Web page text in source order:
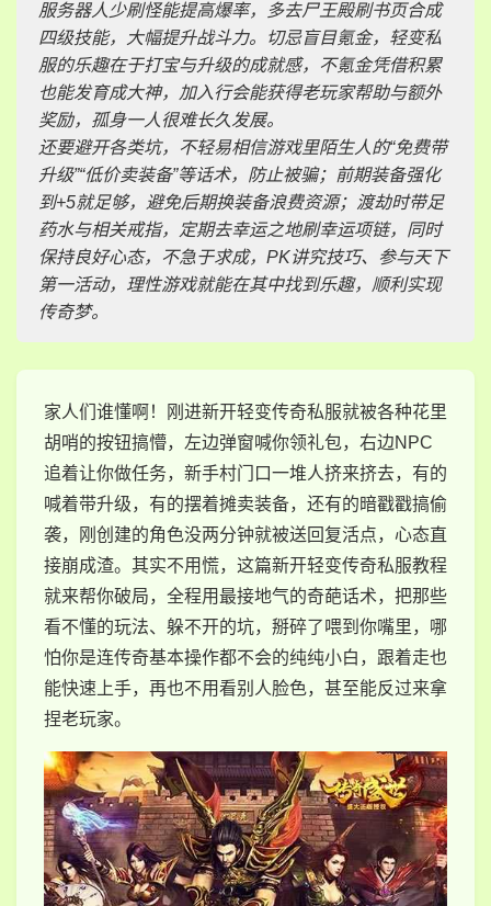
服务器人少刷怪能提高爆率，多去尸王殿刷书页合成
四级技能，大幅提升战斗力。切忌盲目氪金，轻变私
服的乐趣在于打宝与升级的成就感，不氪金凭借积累
也能发育成大神，加入行会能获得老玩家帮助与额外
奖励，孤身一人很难长久发展。
还要避开各类坑，不轻易相信游戏里陌生人的“免费带
升级”“低价卖装备”等话术，防止被骗；前期装备强化
到+5就足够，避免后期换装备浪费资源；渡劫时带足
药水与相关戒指，定期去幸运之地刷幸运项链，同时
保持良好心态，不急于求成，PK讲究技巧、参与天下
第一活动，理性游戏就能在其中找到乐趣，顺利实现
传奇梦。
家人们谁懂啊！刚进新开轻变传奇私服就被各种花里
胡哨的按钮搞懵，左边弹窗喊你领礼包，右边NPC
追着让你做任务，新手村门口一堆人挤来挤去，有的
喊着带升级，有的摆着摊卖装备，还有的暗戳戳搞偷
袭，刚创建的角色没两分钟就被送回复活点，心态直
接崩成渣。其实不用慌，这篇新开轻变传奇私服教程
就来帮你破局，全程用最接地气的奇葩话术，把那些
看不懂的玩法、躲不开的坑，掰碎了喂到你嘴里，哪
怕你是连传奇基本操作都不会的纯纯小白，跟着走也
能快速上手，再也不用看别人脸色，甚至能反过来拿
捏老玩家。